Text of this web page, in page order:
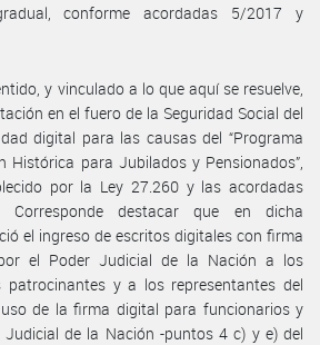
conforme acordadas 5/2017 y
y vinculado a lo que aquí se resuelve,
en el fuero de la Seguridad Social del
digital para las causas del “Programa
Histórica para Jubilados y Pensionados”,
por la Ley 27.260 y las acordadas
destacar que en dicha
el ingreso de escritos digitales con firma
el Poder Judicial de la Nación a los
patrocinantes y a los representantes del
de la firma digital para funcionarios y
de la Nación -puntos 4 c) y e) del